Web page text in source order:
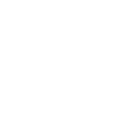
errori e i tempi di lavoro.
tue necessità e a quelle
in base alle dimensioni